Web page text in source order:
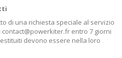
di una richiesta speciale al servizio
entro 7 giorni
devono essere nella loro